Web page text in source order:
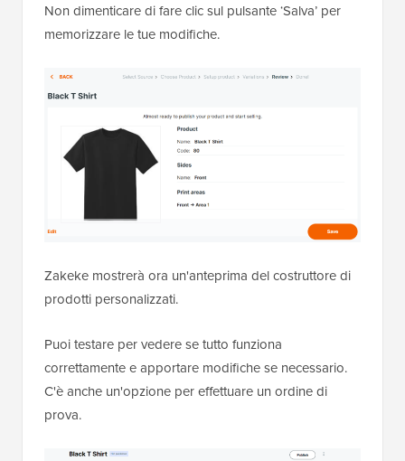
Non dimenticare di fare clic sul pulsante ‘Salva’ per
memorizzare le tue modifiche.
Zakeke mostrerà ora un'anteprima del costruttore di
prodotti personalizzati.
Puoi testare per vedere se tutto funziona
correttamente e apportare modifiche se necessario.
C'è anche un'opzione per effettuare un ordine di
prova.